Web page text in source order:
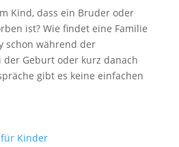
Kind, dass ein Bruder oder
ist? Wie findet eine Familie
schon während der
der Geburt oder kurz danach
gibt es keine einfachen